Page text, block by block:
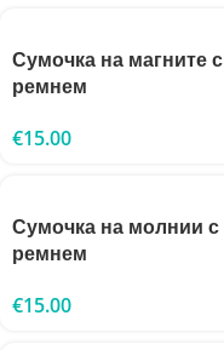
Сумочка на магните с
ремнем
€15.00
Сумочка на молнии с
ремнем
€15.00